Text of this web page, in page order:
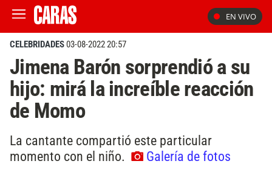
EN VIVO
CELEBRIDADES03-08-2022 20:57
Jimena Barón sorprendió a su
hijo: mirá la increíble reacción
de Momo
La cantante compartió este particular
momento con el niño.
Galería de fotos